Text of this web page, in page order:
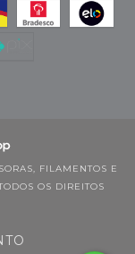
FILAMENTOS E
OS DIREITOS